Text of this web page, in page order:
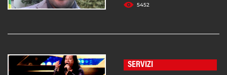
5452
SERVIZI